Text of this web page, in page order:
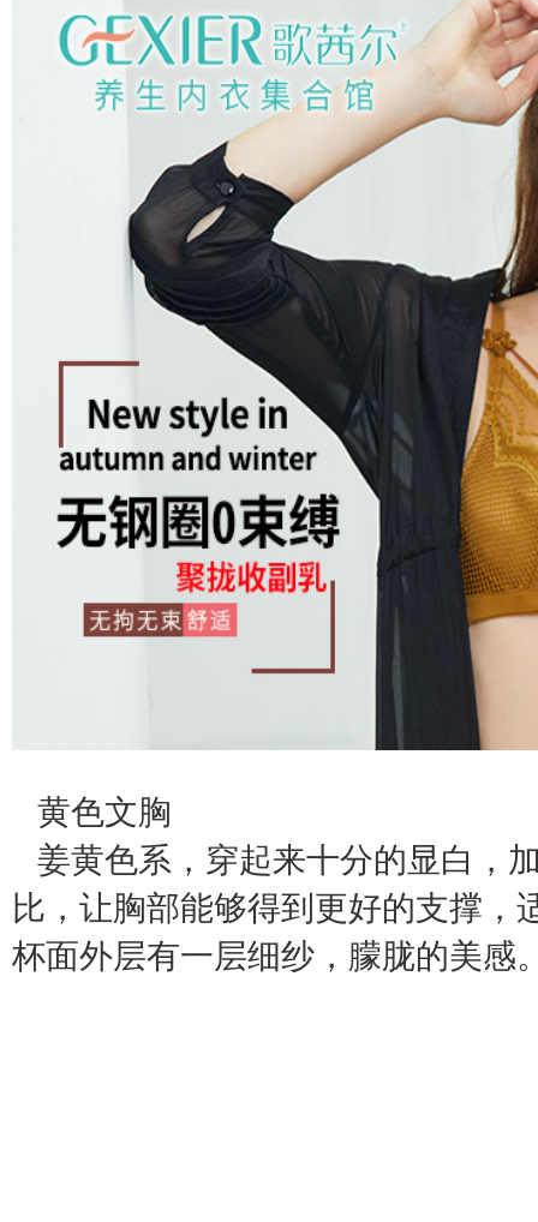
黄色文胸
姜黄色系，穿起来十分的显白，
比，让胸部能够得到更好的支撑，
杯面外层有一层细纱，朦胧的美感